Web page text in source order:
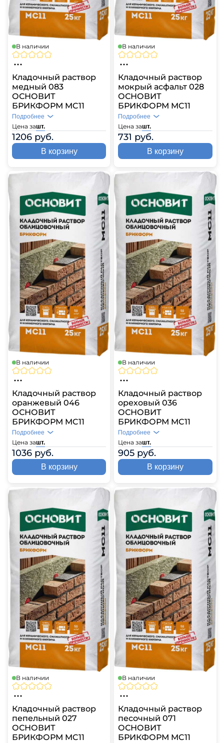
В наличии
Кладочный раствор
медный 083
ОСНОВИТ
БРИКФОРМ MC11
Цена зашт.
1206 руб.
Подробнее
В корзину
В наличии
Кладочный раствор
мокрый асфальт 028
ОСНОВИТ
БРИКФОРМ MC11
Цена зашт.
731 руб.
Подробнее
В корзину
В наличии
Кладочный раствор
оранжевый 046
ОСНОВИТ
БРИКФОРМ MC11
Цена зашт.
1036 руб.
Подробнее
В корзину
В наличии
Кладочный раствор
ореховый 036
ОСНОВИТ
БРИКФОРМ MC11
Цена зашт.
905 руб.
Подробнее
В корзину
В наличии
Кладочный раствор
пепельный 027
ОСНОВИТ
БРИКФОРМ MC11
В наличии
Кладочный раствор
песочный 071
ОСНОВИТ
БРИКФОРМ MC11